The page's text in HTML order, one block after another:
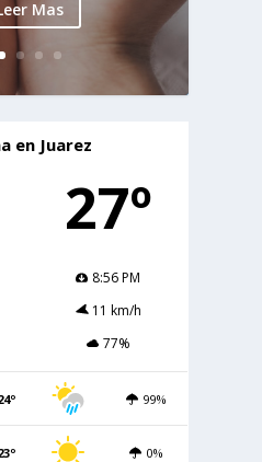
Mas
en Juarez
27º
8:56 PM
11 km/h
77%
99%
0%